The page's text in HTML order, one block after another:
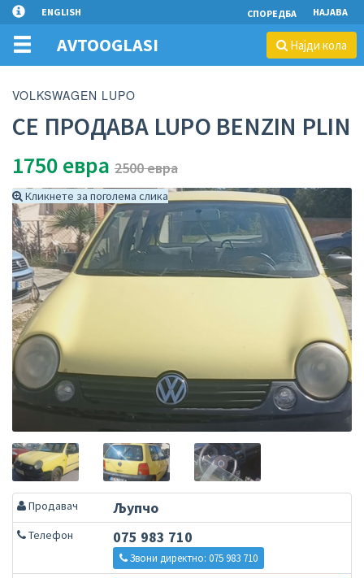
ENGLISH СПОРЕДБА НАЈАВА
AVTOOGLASI Најди кола
VOLKSWAGEN LUPO
СЕ ПРОДАВА LUPO BENZIN PLIN
1750евра 2500 евра
Кликнете за поголема слика
Продавач Љупчо
Телефон 075 983 710
Звони директно: 075 983 710